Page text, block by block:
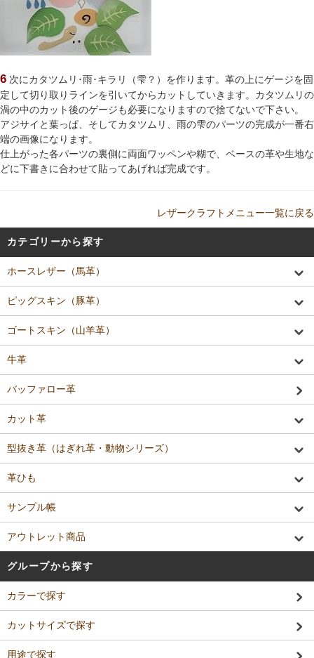
6 次にカタツムリ･雨･キラリ（雫？）を作ります。革の上にゲージを固
定して切り取りラインを引いてからカットしていきます。カタツムリの
渦の中のカット後のゲージも必要になりますので捨てないで下さい。
アジサイと葉っぱ、そしてカタツムリ、雨の雫のパーツの完成が一番右
端の画像になります。
仕上がった各パーツの裏側に両面ワッペンや糊で、ベースの革や生地な
どに下書きに合わせて貼ってあげれば完成です。
レザークラフトメニュー一覧に戻る
カテゴリーから探す
ホースレザー（馬革）
ピッグスキン（豚革）
ゴートスキン（山羊革）
牛革
バッファロー革
カット革
型抜き革（はぎれ革・動物シリーズ）
革ひも
サンプル帳
アウトレット商品
グループから探す
カラーで探す
カットサイズで探す
用途で探す